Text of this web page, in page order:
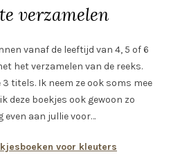
verzamelen
vanaf de leeftijd van 4, 5 of 6
het verzamelen van de reeks.
titels. Ik neem ze ook soms mee
deze boekjes ook gewoon zo
even aan jullie voor…
voor kleuters